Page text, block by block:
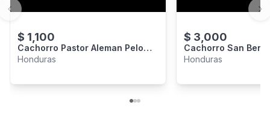
$ 1,100
Cachorro Pastor Aleman Pelo
Corto Premium - Vacunado
Honduras
$ 3,000
Cachorro San
Premium
Honduras
Previous slide